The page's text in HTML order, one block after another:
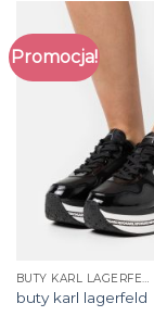
Promocja!
BUTY KARL LAGERFELD
buty karl lagerfeld